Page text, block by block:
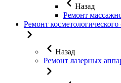
Назад
Ремонт
Ремонт
Назад
Ремонт лазерных